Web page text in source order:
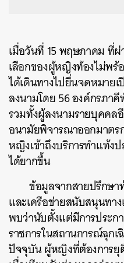
เมื่อวันที่ 15 พฤษภาคม ที่
เลือกของผู้หญิงท้องไม่พร้
ได้เดินทางไปยื่นจดหมาย
ลงนามโดย 56 องค์กรภา
รวมทั้งผู้ลงนามรายบุคคล
อนามัยพิจารณาออกมาต
หญิงเข้าถึงบริการทำแท้ง
ได้ยากขึ้น
ข้อมูลจากสายปรึกษา
และเครือข่ายสนับสนุนทา
พบว่านับตั้งแต่มีการประก
ราชการในสถานการณ์ฉุก
ปัจจุบัน ผู้หญิงที่ต้องการยุ